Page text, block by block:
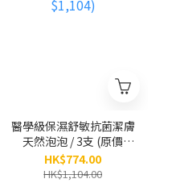
醫學級保濕舒敏抗菌潔膚
天然泡泡 / 3支 (原價
$1,104)
HK$774.00
HK$1,104.00